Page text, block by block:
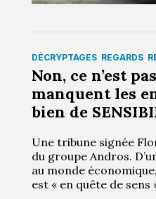
DÉCRYPTAGES REGARDS
Non, ce n’est
manquent les
bien de
Une tribune signée
du groupe Andros.
au monde
est « en quête de sens